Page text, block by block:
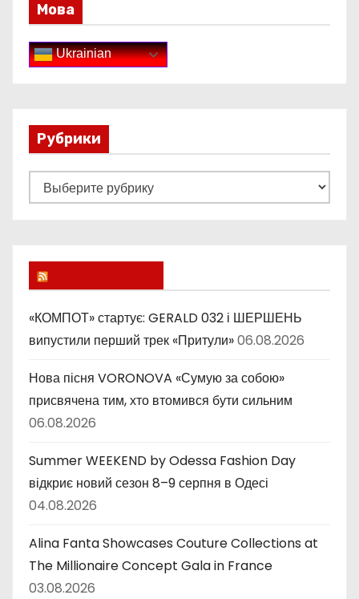
Мова
Ukrainian
Рубрики
у
к
и
«КОМПОТ» стартує: GERALD 032 і ШЕРШЕНЬ
випустили перший трек «Притули»06.08.2026
Нова пісня VORONOVA «Сумую за собою»
присвячена тим, хто втомився бути сильним
06.08.2026
Summer WEEKEND by Odessa Fashion Day
відкриє новий сезон 8–9 серпня в Одесі
04.08.2026
Alina Fanta Showcases Couture Collections at
The Millionaire Concept Gala in France
03.08.2026